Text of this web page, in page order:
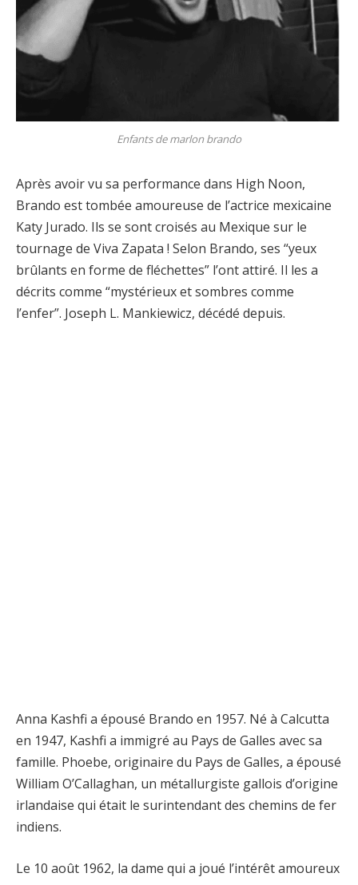
Enfants de marlon brando
Après avoir vu sa performance dans High Noon,
Brando est tombée amoureuse de l’actrice mexicaine
Katy Jurado. Ils se sont croisés au Mexique sur le
tournage de Viva Zapata ! Selon Brando, ses “yeux
brûlants en forme de fléchettes” l’ont attiré. Il les a
décrits comme “mystérieux et sombres comme
l’enfer”. Joseph L. Mankiewicz, décédé depuis.
Anna Kashfi a épousé Brando en 1957. Né à Calcutta
en 1947, Kashfi a immigré au Pays de Galles avec sa
famille. Phoebe, originaire du Pays de Galles, a épousé
William O’Callaghan, un métallurgiste gallois d’origine
irlandaise qui était le surintendant des chemins de fer
indiens.
Le 10 août 1962, la dame qui a joué l’intérêt amoureux